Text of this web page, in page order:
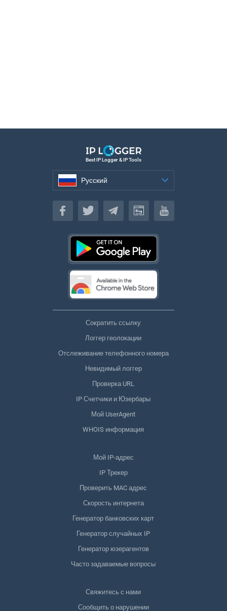
Best IP Logger & IP Tools
Русский
Русский
Сократить ссылку
Логгер геолокации
Отслеживание телефонного номера
Невидимый логгер
Проверка URL
IP Счетчики и Юзербары
Мой UserAgent
WHOIS информация
Мой IP-адрес
IP Трекер
Проверить MAC адрес
Скорость интернета
Генератор банковских карт
Генератор случайных IP
Генератор юзерагентов
Часто задаваемые вопросы
Свяжитесь с нами
Сообщить о нарушении